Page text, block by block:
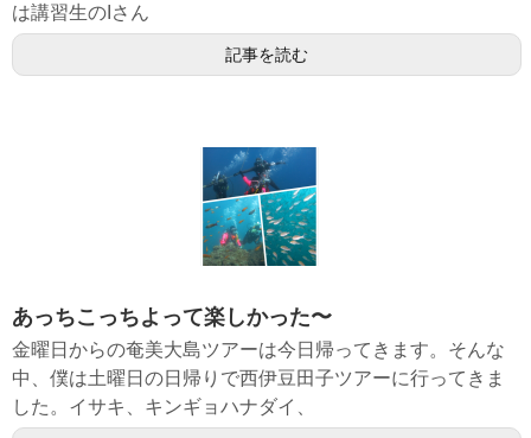
は講習生のIさん
記事を読む
あっちこっちよって楽しかった〜
金曜日からの奄美大島ツアーは今日帰ってきます。そんな
中、僕は土曜日の日帰りで西伊豆田子ツアーに行ってきま
した。イサキ、キンギョハナダイ、